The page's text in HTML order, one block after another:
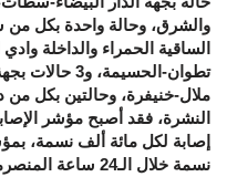
والشرق، وحالة واحدة بكل
ملال-خنيفرة، وحالتين بكل